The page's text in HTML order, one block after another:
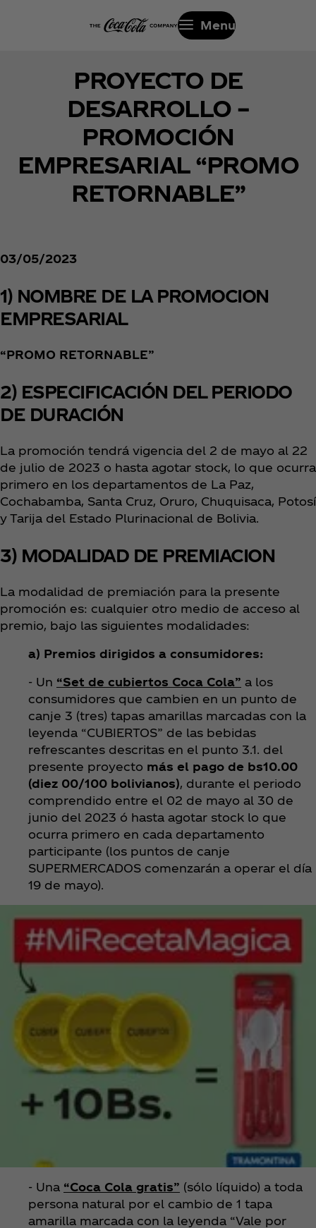
Menu
PROYECTO DE
DESARROLLO –
PROMOCIÓN
EMPRESARIAL “PROMO
RETORNABLE”
03/05/2023
1) NOMBRE DE LA PROMOCION
EMPRESARIAL
“PROMO RETORNABLE”
2) ESPECIFICACIÓN DEL PERIODO
DE DURACIÓN
La promoción tendrá vigencia del 2 de mayo al 22
de julio de 2023 o hasta agotar stock, lo que ocurra
primero en los departamentos de La Paz,
Cochabamba, Santa Cruz, Oruro, Chuquisaca, Potosí
y Tarija del Estado Plurinacional de Bolivia.
3) MODALIDAD DE PREMIACION
La modalidad de premiación para la presente
promoción es: cualquier otro medio de acceso al
premio, bajo las siguientes modalidades:
a) Premios dirigidos a consumidores:
- Un “Set de cubiertos Coca Cola” a los
consumidores que cambien en un punto de
canje 3 (tres) tapas amarillas marcadas con la
leyenda “CUBIERTOS” de las bebidas
refrescantes descritas en el punto 3.1. del
presente proyecto más el pago de bs10.00
(diez 00/100 bolivianos), durante el periodo
comprendido entre el 02 de mayo al 30 de
junio del 2023 ó hasta agotar stock lo que
ocurra primero en cada departamento
participante (los puntos de canje
SUPERMERCADOS comenzarán a operar el día
19 de mayo).
- Una “Coca Cola gratis” (sólo líquido) a toda
persona natural por el cambio de 1 tapa
amarilla marcada con la leyenda “Vale por